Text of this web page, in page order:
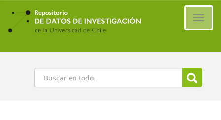
Ir
contenido
principal
Buscar